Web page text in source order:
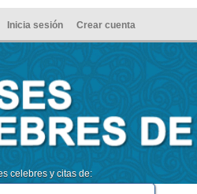
Inicia sesión Crear cuenta
celebres y citas de: